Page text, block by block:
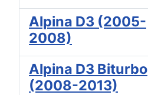
Alpina D3 (2005-
2008)
Alpina D3 Biturbo
(2008-2013)